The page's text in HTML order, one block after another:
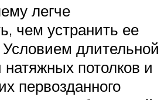
легче
чем устранить ее
Условием длительной
натяжных потолков и
первозданного